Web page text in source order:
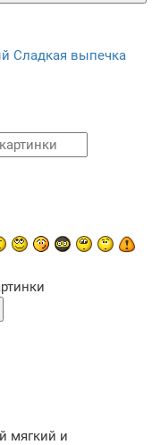
Сладкая выпечка
мягкий и